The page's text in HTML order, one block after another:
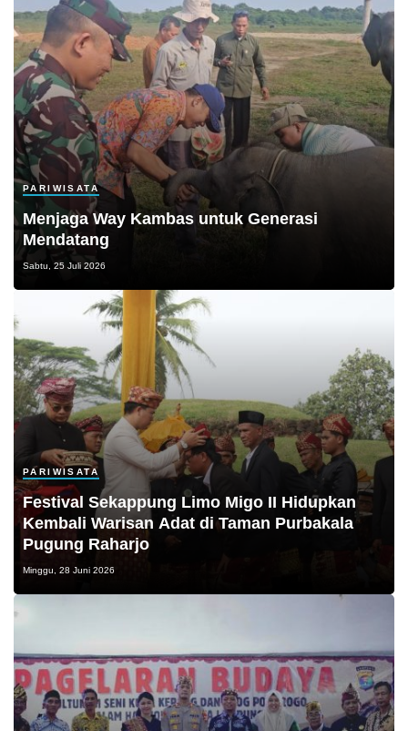
PARIWISATA
Menjaga Way Kambas untuk Generasi
Mendatang
Sabtu, 25 Juli 2026
PARIWISATA
Festival Sekappung Limo Migo II Hidupkan
Kembali Warisan Adat di Taman Purbakala
Pugung Raharjo
Minggu, 28 Juni 2026